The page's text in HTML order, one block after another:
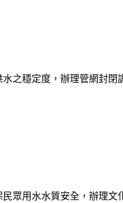
之穩定度，辦理管網封閉
眾用水水質安全，辦理